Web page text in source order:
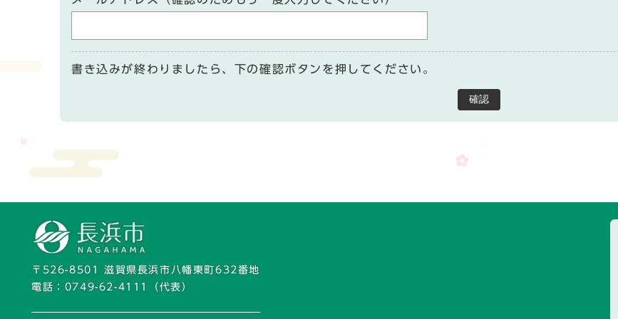
書き込みが終わりましたら、下の確認ボタンを押してください。
確認
〒526-8501 滋賀県長浜市八幡東町632番地
電話： 0749-62-4111 （代表）